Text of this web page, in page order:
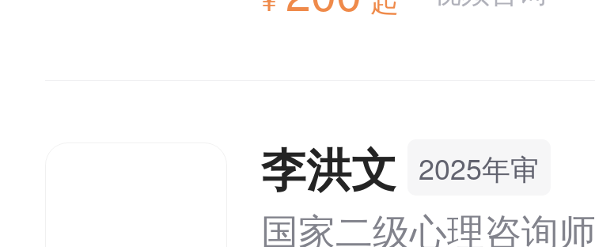
李洪文 2025年审
国家二级心理咨询师